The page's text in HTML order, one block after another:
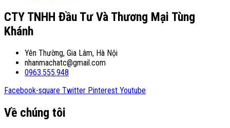
CTY TNHH Đầu Tư Và Thương Mại Tùng
Khánh
Yên Thường, Gia Lâm, Hà Nội
nhanmachatc@gmail.com
0963.555.948
Facebook-square Twitter Pinterest Youtube
Về chúng tôi